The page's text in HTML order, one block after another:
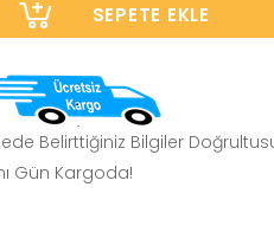
SEPETE EKLE
Belirttiğiniz Bilgiler
Gün Kargoda!